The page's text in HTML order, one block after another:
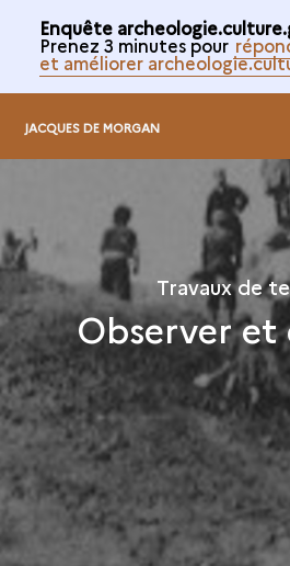
Enquête
Prenez 3 minutes pour
et améliorer
JACQUES DE MORGAN
Travaux de
Observer et